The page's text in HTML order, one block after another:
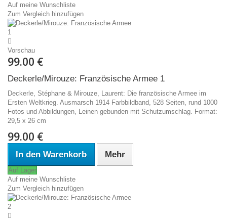
Auf meine Wunschliste
Zum Vergleich hinzufügen
Vorschau
99.00 €
Deckerle/Mirouze: Französische Armee 1
Deckerle, Stéphane & Mirouze, Laurent: Die französische Armee im
Ersten Weltkrieg. Ausmarsch 1914 Farbbildband, 528 Seiten, rund 1000
Fotos und Abbildungen, Leinen gebunden mit Schutzumschlag. Format:
29,5 x 26 cm
99.00 €
In den Warenkorb Mehr
Auf Lager
Auf meine Wunschliste
Zum Vergleich hinzufügen